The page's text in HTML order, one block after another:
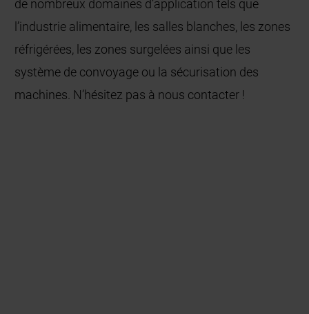
de nombreux domaines d’application tels que
l’industrie alimentaire, les salles blanches, les zones
réfrigérées, les zones surgelées ainsi que les
système de convoyage ou la sécurisation des
machines. N’hésitez pas à nous contacter !